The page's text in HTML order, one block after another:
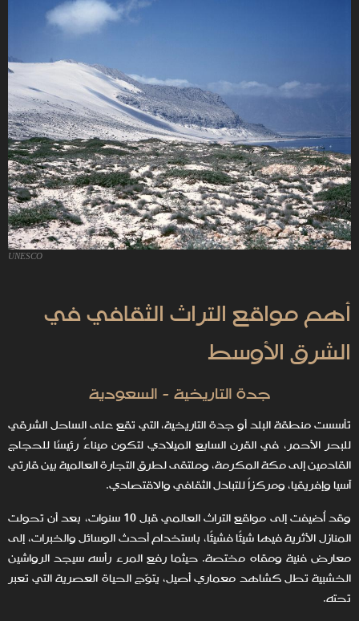
UNESCO
أهم مواقع التراث الثقافي في
الشرق الأوسط
جدة التاريخية - السعودية
تأسست منطقة البلد أو جدةالتاريخية، التي تقع على الساحل الشرقي
للبحر الأحمر، في القرن السابع الميلادي لتكون ميناءً رئيسًا للحجاج
القادمين إلى مكة المكرمة، وملتقى لطرق التجارة العالمية بين قارتي
آسيا وإفريقيا، ومركزاً للتبادل الثقافي والاقتصادي.
وقد أُضيفت إلى مواقع التراث العالمي قبل 10 سنوات، بعد أن تحولت
المنازل الأثرية فيها شيئًا فشيئًا، باستخدام أحدث الوسائل والخبرات، إلى
معارض فنية ومقاه مختصة. حيثما رفع المرء رأسه سيجد الرواشين
الخشبية تطل كشاهد معماري أصيل، يتوّج الحياة العصرية التي تعبر
تحته.